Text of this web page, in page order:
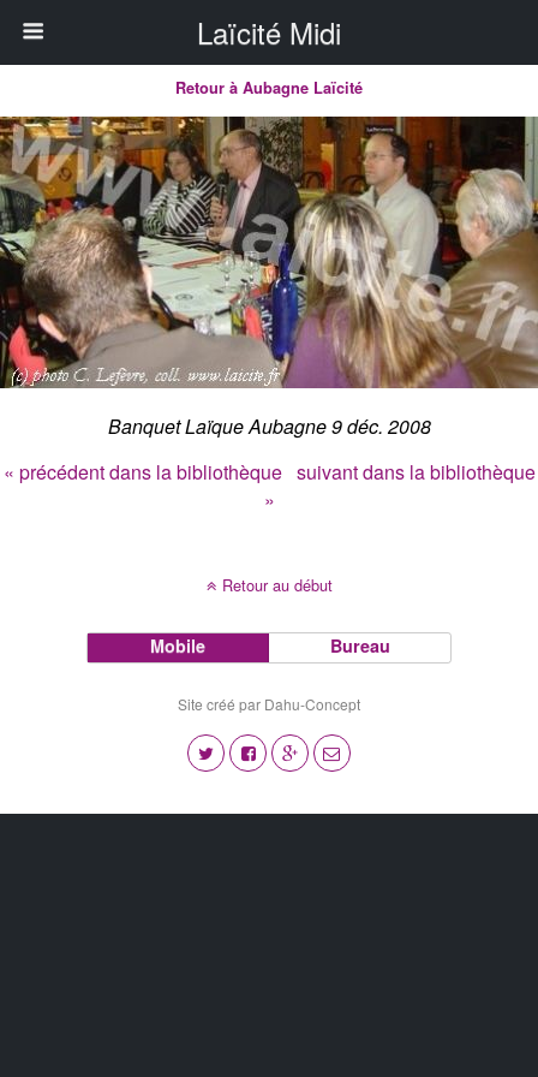
Laïcité Midi
Retour à Aubagne Laïcité
Banquet Laïque Aubagne 9 déc. 2008
« précédent dans la bibliothèque suivant dans la bibliothèque
»
Retour au début
Mobile Bureau
Site créé par Dahu-Concept